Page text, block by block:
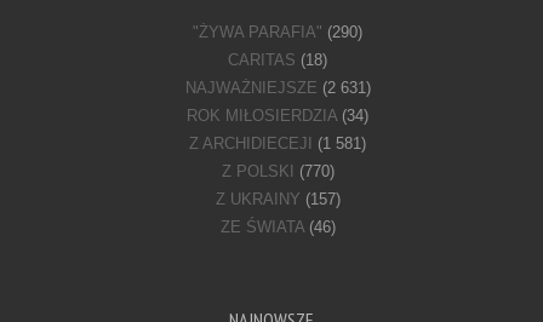
"ŻYWA PARAFIA" (290)
CARITAS (18)
NAJWAŻNIEJSZE (2 631)
ROK MIŁOSIERDZIA (34)
Z ARCHIDIECEJI (1 581)
Z POLSKI (770)
Z UKRAINY (157)
ZE ŚWIATA(46)